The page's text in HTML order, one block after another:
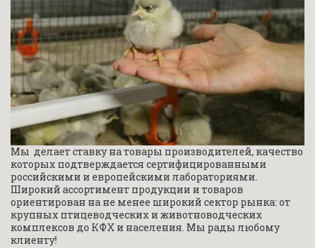
Мы  делает ставку на товары производителей, качество
которых подтверждается сертифицированными
российскими и европейскими лабораториями.
Широкий ассортимент продукции и товаров
ориентирован на не менее широкий сектор рынка: от
крупных птицеводческих и животноводческих
комплексов до КФХ и населения. Мы рады любому
клиенту!